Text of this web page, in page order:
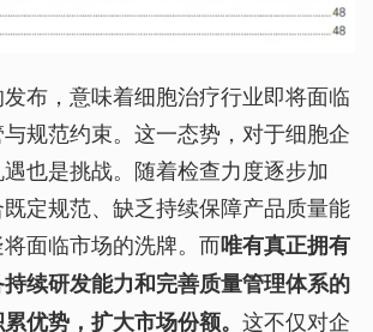
发布，意味着细胞治疗行业即将面临
规范约束。这一态势，对于细胞企
也是挑战。随着检查力度逐步加
定规范、缺乏持续保障产品质量能
面临市场的洗牌。而唯有真正拥有
续研发能力和完善质量管理体系的
优势，扩大市场份额。 这不仅对企